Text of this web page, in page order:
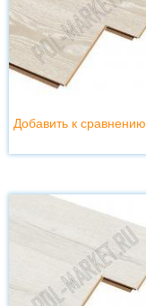
Добавить к сравнению